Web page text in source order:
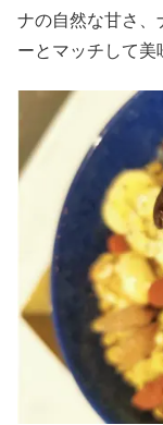
ナの自然な甘さ、
ーとマッチして美